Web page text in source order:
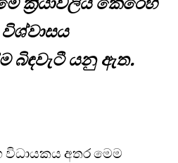
බිඳවැටී යනු ඇත.
අතර මෙම